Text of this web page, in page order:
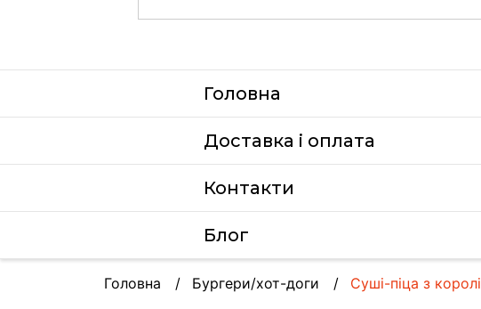
Головна
Доставка i оплата
Контакти
Блог
Головна Бургери/хот-доги Суші-піца з